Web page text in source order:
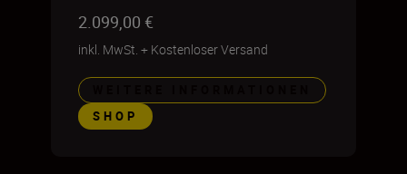
2.099,00 €
inkl. MwSt. + Kostenloser Versand
SHOP